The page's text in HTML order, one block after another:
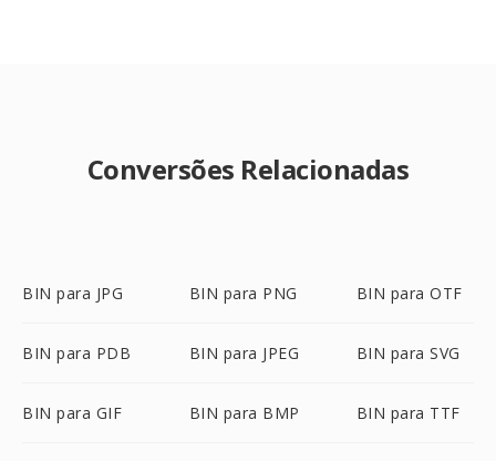
Conversões Relacionadas
BIN para JPG BIN para PNG BIN para OTF
BIN para PDB BIN para JPEG BIN para SVG
BIN para GIF BIN para BMP BIN para TTF